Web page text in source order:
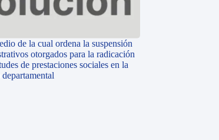
de la cual ordena la suspensión
otorgados para la radicación
de prestaciones sociales en la